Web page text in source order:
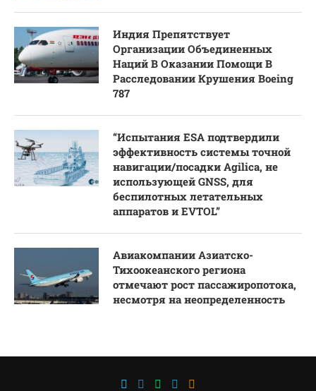
Индия Препятствует
Организации Объединенных
Наций В Оказании Помощи В
Расследовании Крушения Boeing
787
“Испытания ESA подтвердили
эффективность системы точной
навигации/посадки Agilica, не
использующей GNSS, для
беспилотных летательных
аппаратов и EVTOL”
Авиакомпании Азиатско-
Тихоокеанского региона
отмечают рост пассажиропотока,
несмотря на неопределенность